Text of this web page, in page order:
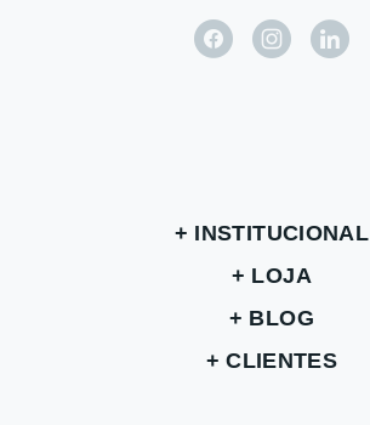
INSTITUCIONAL
LOJA
BLOG
CLIENTES